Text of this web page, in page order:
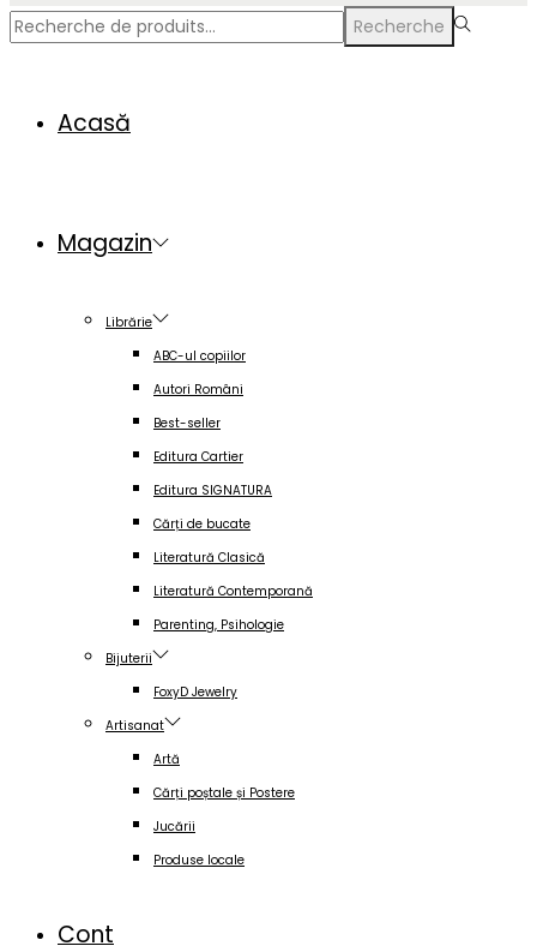
Recherche
Acasă
Magazin
Librărie
ABC-ul copiilor
Autori Români
Best-seller
Editura Cartier
Editura SIGNATURA
Cărți de bucate
Literatură Clasică
Literatură Contemporană
Parenting, Psihologie
Bijuterii
FoxyD Jewelry
Artisanat
Artă
Cărți poștale și Postere
Jucării
Produse locale
Cont